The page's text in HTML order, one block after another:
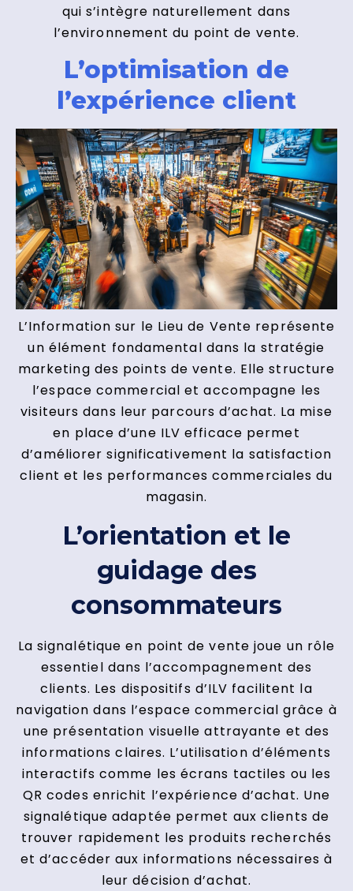
qui s’intègre naturellement dans
l’environnement du point de vente.
L’optimisation de
l’expérience client
L’Information sur le Lieu de Vente représente
un élément fondamental dans la stratégie
marketing des points de vente. Elle structure
l’espace commercial et accompagne les
visiteurs dans leur parcours d’achat. La mise
en place d’une ILV efficace permet
d’améliorer significativement la satisfaction
client et les performances commerciales du
magasin.
L’orientation et le
guidage des
consommateurs
La signalétique en point de vente joue un rôle
essentiel dans l’accompagnement des
clients. Les dispositifs d’ILV facilitent la
navigation dans l’espace commercial grâce à
une présentation visuelle attrayante et des
informations claires. L’utilisation d’éléments
interactifs comme les écrans tactiles ou les
QR codes enrichit l’expérience d’achat. Une
signalétique adaptée permet aux clients de
trouver rapidement les produits recherchés
et d’accéder aux informations nécessaires à
leur décision d’achat.